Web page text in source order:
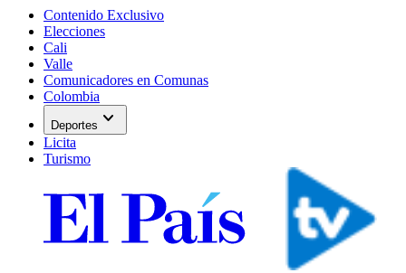
Contenido Exclusivo
Elecciones
Cali
Valle
Comunicadores en Comunas
Colombia
Deportes expand_more
Licita
Turismo